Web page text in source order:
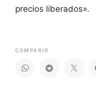
precios liberados».
COMPARIR